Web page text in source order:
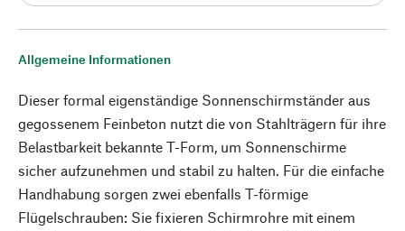
Allgemeine Informationen
Dieser formal eigenständige Sonnenschirmständer aus
gegossenem Feinbeton nutzt die von Stahlträgern für ihre
Belastbarkeit bekannte T-Form, um Sonnenschirme
sicher aufzunehmen und stabil zu halten. Für die einfache
Handhabung sorgen zwei ebenfalls T-förmige
Flügelschrauben: Sie fixieren Schirmrohre mit einem